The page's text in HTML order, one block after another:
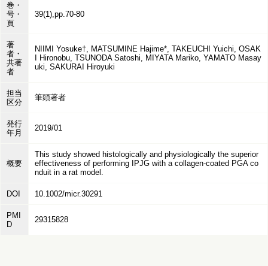
巻・
号・
頁
39(1),pp.70-80
著
者・
共著
者
NIIMI Yosuke†, MATSUMINE Hajime*, TAKEUCHI Yuichi, OSAK
I Hironobu, TSUNODA Satoshi, MIYATA Mariko, YAMATO Masay
uki, SAKURAI Hiroyuki
担当
区分
筆頭著者
発行
年月
2019/01
概要
This study showed histologically and physiologically the superior
effectiveness of performing IPJG with a collagen-coated PGA co
nduit in a rat model.
DOI 10.1002/micr.30291
PMI
D
29315828